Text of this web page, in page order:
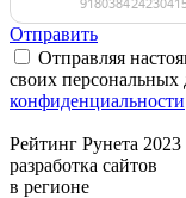
Отправить
Отправляя
своих персональных
конфиденциальности
Рейтинг Рунета 2023
разработка сайтов
в регионе